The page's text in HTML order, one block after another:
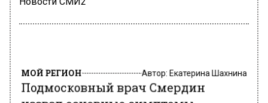
Подмосковный врач Смердин
назвал основные симптомы